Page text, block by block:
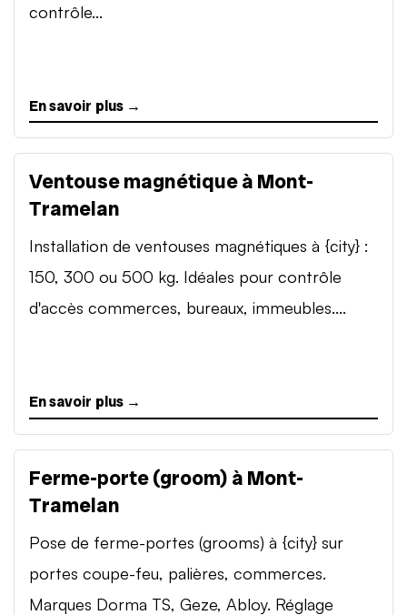
contrôle...
En savoir plus →
Ventouse magnétique à Mont-
Tramelan
Installation de ventouses magnétiques à {city} :
150, 300 ou 500 kg. Idéales pour contrôle
d'accès commerces, bureaux, immeubles....
En savoir plus →
Ferme-porte (groom) à Mont-
Tramelan
Pose de ferme-portes (grooms) à {city} sur
portes coupe-feu, palières, commerces.
Marques Dorma TS, Geze, Abloy. Réglage